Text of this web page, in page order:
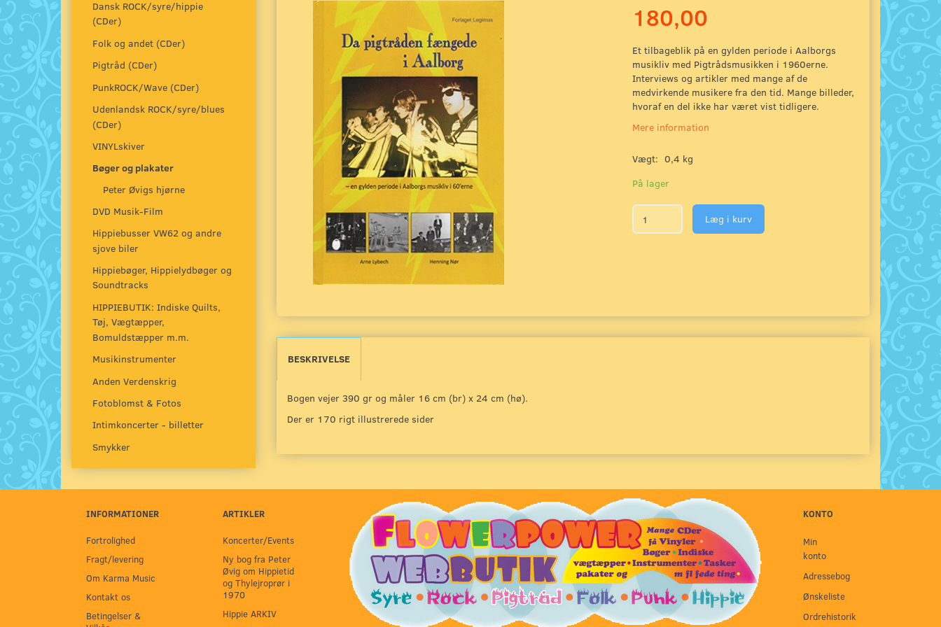
Dansk ROCK/syre/hippie
(CDer)
Folk og andet (CDer)
Pigtråd (CDer)
PunkROCK/Wave (CDer)
Udenlandsk ROCK/syre/blues
(CDer)
VINYLskiver
Bøger og plakater
Peter Øvigs hjørne
DVD Musik-Film
Hippiebusser VW62 og andre
sjove biler
Hippiebøger, Hippielydbøger og
Soundtracks
HIPPIEBUTIK: Indiske Quilts,
Tøj, Vægtæpper,
Bomuldstæpper m.m.
Musikinstrumenter
Anden Verdenskrig
Fotoblomst & Fotos
Intimkoncerter - billetter
Smykker
180,00
Et tilbageblik på en gylden periode i Aalborgs
musikliv med Pigtrådsmusikken i 1960erne.
Interviews og artikler med mange af de
medvirkende musikere fra den tid. Mange billeder,
hvoraf en del ikke har været vist tidligere.
Mere information
Vægt: 0,4 kg
På lager
Læg i kurv
BESKRIVELSE
Bogen vejer 390 gr og måler 16 cm (br) x 24 cm (hø).
Der er 170 rigt illustrerede sider
INFORMATIONER
Fortrolighed
Fragt/levering
Om Karma Music
Kontakt os
Betingelser &
ARTIKLER
Koncerter/Events
Ny bog fra Peter
Øvig om Hippietid
og Thylejroprør i
1970
Hippie ARKIV
KONTO
Min
konto
Adressebog
Ønskeliste
Ordrehistorik